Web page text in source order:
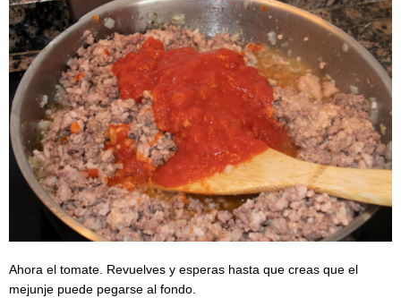
Ahora el tomate. Revuelves y esperas hasta que creas que el
mejunje puede pegarse al fondo.